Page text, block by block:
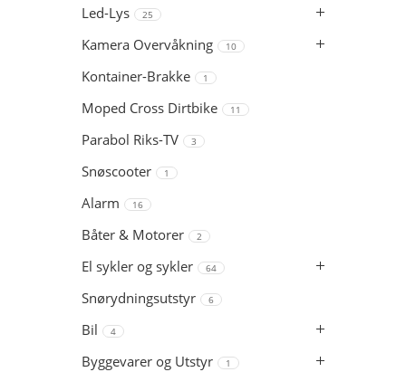
Led-Lys 25
Kamera Overvåkning 10
Kontainer-Brakke 1
Moped Cross Dirtbike 11
Parabol Riks-TV 3
Snøscooter 1
Alarm 16
Båter & Motorer 2
El sykler og sykler 64
Snørydningsutstyr 6
Bil 4
Byggevarer og Utstyr 1